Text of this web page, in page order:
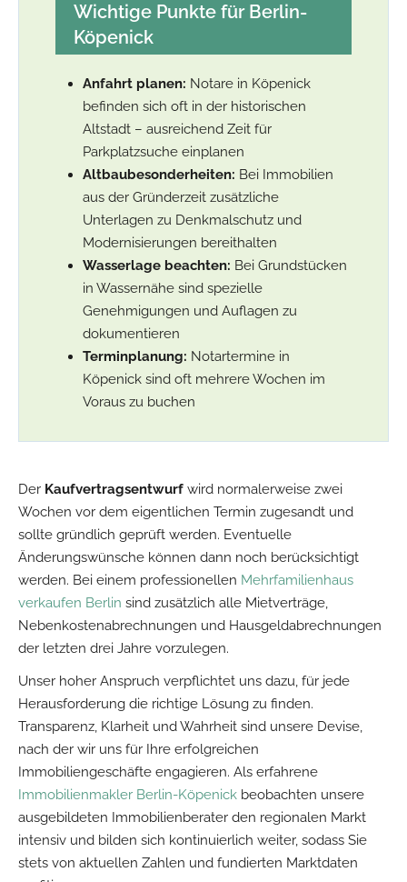
Wichtige Punkte für Berlin-
Köpenick
Anfahrt planen: Notare in Köpenick
befinden sich oft in der historischen
Altstadt – ausreichend Zeit für
Parkplatzsuche einplanen
Altbaubesonderheiten: Bei Immobilien
aus der Gründerzeit zusätzliche
Unterlagen zu Denkmalschutz und
Modernisierungen bereithalten
Wasserlage beachten: Bei Grundstücken
in Wassernähe sind spezielle
Genehmigungen und Auflagen zu
dokumentieren
Terminplanung: Notartermine in
Köpenick sind oft mehrere Wochen im
Voraus zu buchen
Der Kaufvertragsentwurf wird normalerweise zwei
Wochen vor dem eigentlichen Termin zugesandt und
sollte gründlich geprüft werden. Eventuelle
Änderungswünsche können dann noch berücksichtigt
werden. Bei einem professionellen Mehrfamilienhaus
verkaufen Berlin sind zusätzlich alle Mietverträge,
Nebenkostenabrechnungen und Hausgeldabrechnungen
der letzten drei Jahre vorzulegen.
Unser hoher Anspruch verpflichtet uns dazu, für jede
Herausforderung die richtige Lösung zu finden.
Transparenz, Klarheit und Wahrheit sind unsere Devise,
nach der wir uns für Ihre erfolgreichen
Immobiliengeschäfte engagieren. Als erfahrene
Immobilienmakler Berlin-Köpenick beobachten unsere
ausgebildeten Immobilienberater den regionalen Markt
intensiv und bilden sich kontinuierlich weiter, sodass Sie
stets von aktuellen Zahlen und fundierten Marktdaten